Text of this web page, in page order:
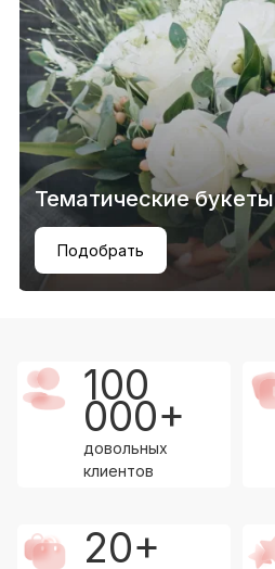
Тематические букеты
Подобрать
100
000+
довольных
клиентов
20+